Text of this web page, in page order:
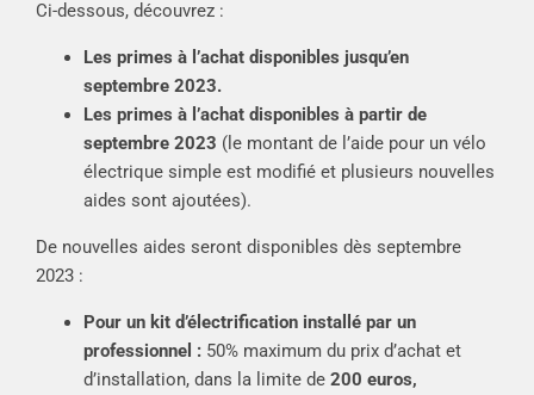
Ci-dessous, découvrez :
Les primes à l’achat disponibles jusqu’en
septembre 2023.
Les primes à l’achat disponibles à partir de
septembre 2023 (le montant de l’aide pour un vélo
électrique simple est modifié et plusieurs nouvelles
aides sont ajoutées).
De nouvelles aides seront disponibles dès septembre
2023 :
Pour un kit d’électrification installé par un
professionnel : 50% maximum du prix d’achat et
d’installation, dans la limite de 200 euros,